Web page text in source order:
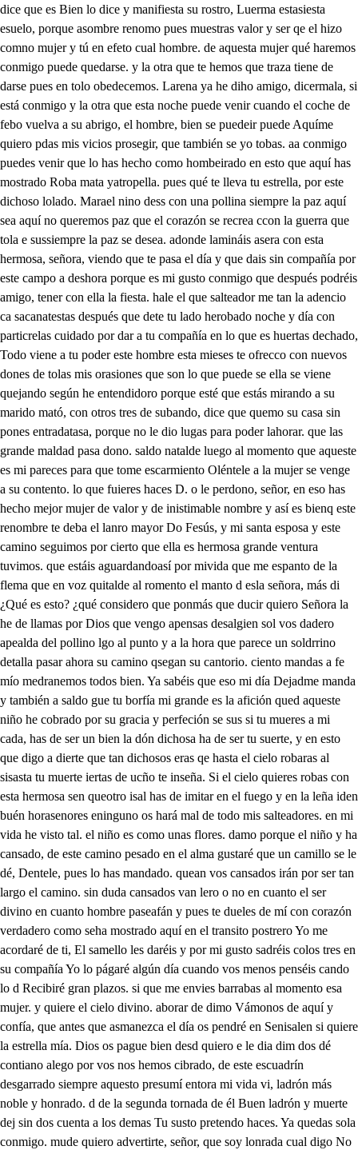
ue fuieres haces D. o le perdono, señor, en eso has hecho mejor mujer de valor y de inistimable nombre y así es bienq este renombre te deba el lanro mayor Do Fesús, y mi santa esposa y este camino seguimos por cierto que ella es hermosa grande ventura tuvimos. que estáis aguardandoasí por mivida que me espanto de la flema que en voz quitalde al romento el manto d esla señora, más di ¿Qué es esto? ¿qué considero que ponmás que ducir quiero Señora la he de llamas por Dios que vengo apensas desalgien sol vos dadero apealda del pollino lgo al punto y a la hora que parece un soldrrino detalla pasar ahora su camino qsegan su cantorio. ciento mandas a fe mío medranemos todos bien. Ya sabéis que eso mi día Dejadme manda y también a saldo gue tu borfía mi grande es la afición qued aqueste niño he cobrado por su gracia y perfeción se sus si tu mueres a mi cada, has de ser un bien la dón dichosa ha de ser tu suerte, y en esto que digo a dierte que tan dichosos eras qe hasta el cielo robaras al sisasta tu muerte iertas de ucño te inseña. Si el cielo quieres robas con esta hermosa sen queotro isal has de imitar en el fuego y en la leña iden buén horasenores eninguno os hará mal de todo mis salteadores. en mi vida he visto tal. el niño es como unas flores. damo porque el niño y ha cansado, de este camino pesado en el alma gustaré que un camillo se le dé, Dentele, pues lo has mandado. quean vos cansados irán por ser tan largo el camino. sin duda cansados van lero o no en cuanto el ser divino en cuanto hombre paseafán y pues te dueles de mí con corazón verdadero como seha mostrado aquí en el transito postrero Yo me acordaré de ti, El samello les daréis y por mi gusto sadréis colos tres en su compañía Yo lo págaré algún día cuando vos menos penséis cando lo d Recibiré gran plazos. si que me envies barrabas al momento esa mujer. y quiere el cielo divino. aborar de dimo Vámonos de aquí y confía, que antes que asmanezca el día os pendré en Senisalen si quiere la estrella mía. Dios os pague bien desd quiero e le dia dim dos dé contiano alego por vos nos hemos cibrado, de este escuadrín desgarrado siempre aquesto presumí entora mi vida vi, ladrón más noble y honrado. d de la segunda tornada de él Buen ladrón y muerte dej sin dos cuenta a los demas Tu susto pretendo haces. Ya quedas sola conmigo. mude quiero advertirte, señor, que soy lonrada cual digo No es por aqueso fuer que yo seré buen amigo que porque ninguno osase ofenderos ni ajase quise conmigo dejaros y de esta suerte guardaros porque mi fe mostrase asale la mujer primera brazabas aqu el traidos Di por ti me mandó llamar es para romper mi honor. porque le quiero ablran que lo doncella, señor, yo me huelgo estrañamente y pues sois hermosa uella en virtudes excelente procurad deses doncella. si podéis eternamente. que es un don esclarecido, así os ruego mande y pido siempre honréis tan pporque con más perfeción Di os goce vuestro marido. proseguid con ese bien que en el corazón lleváis decidme, pues es bien A hacra adonde camináis? Yo voy a grusalen Vos donde ahora. Yosiso el mismo camino que lleva aquesa señora, si eno e le Tornada tercera del buen cadrón y muerte de peto nuestro salen centurioca romano y tres d hadadrea so. el bordón que mme dio el cesas para prender aquesta infame sente qanda robando por aquestos montes sin perdonas damás persona alguna. ¿Quién es capitan de esta cuadrilla. el capitán de aquestos se llama barrabas den sol de si a tardar que yo espero que esta gente a de venir sin dula a nuestras manos quinientos hombres traigo en retiguarda los cuales vienen bien apercebidos. por si acaso a queesta casa se defiende traza se ha de das. que nos partamos cento en diferentes bandos y caminos s sos les porque no senoz baían de las manos que elcapnto que tienen esastuto Pues, aunque loseo más que o fue cisis no se ha de ir esta vez sin su castigo. el cesar se espanto de ver las muertes y los robos que ha hecho este tirano en todala comarca de esta tierra partámonos los dos por este monte y el cap podrá con sus soldados seguir otro camino. si eno a conde echad los tres por ese monte arriba y en encontrando alguno hacednos señas. para que aguda con mi gente luego. pues vamenos de aquí que no sosiego Vanse los tres por una perte y elcar salendimas y barrabas No tienes que me deci? que en aquesto estoy resuelto, que al fin te quieres partir sólo a tu presencia he vuelto para poderme despedir a me canidado esta vida que es muy cansada y aflicida y llena de mi te engaños. basta de ladm vente años sin ser di hoy más homicida por el mundo quiero andar a pesar de mi ventura que nació con tanto acás hasta que la desventiera venga conmigo acabas mucho dimás sentiré de verte partir a fe. porque tú conversación me ha robado el coracón y lo de más que yo sé. no quisiera amigo demás haber visto tu presencia. porque el alma me lastimas con estos golpes de ausencia. valor estimos Porque has estado conmigo, te quiero ahora rozas que dejes ya de robas queme, pues como amigo y que te vengas conmigo. yquiso apartarse de ella siga dimas con su estrella, que yo seguiré la mía. pero no sé qué pasión me ha dado en el corazón. Turbado estoy, ¿Qué es aquesto? ¿Quién de este modo me ha puesto. con tanta tribulación los cabellos se mecrican en medio de estos desvelos sin duda que prosertica mi triste muerte los cielos, pues así me escandalican saenconturo que los tres soldados y pandenta Date aprisión Bartabas que si luego no te das Oteemos de cortas las manos. ¿Qué es esto, infames villano, así llegáis por detrás Soltadme escuadrón pues habéis sido traidores enallegas a traición ¿e qué sirve que nos doses tu vida, infameladrón Soltadme, si no queréis daro que todos juntos estéis hechos aocientos pedazos mas a tastisme los brazos de miedo que me tenéis Soltadme enemigagentes si no queréis que me enoje nunca vi la dun valiente por el cielo que os arroje que me llega al alma amigo siento el deverte en este cregar. ¿o tienes que persuadirme que aquí me quiero quedas que es por demás el partirme un punto de este lregar. Pues con esto quiero irme Dame primero esos brazos. Aas para que sirvan de lazos y de prisiones del alma pues lleva de amor la palma consemetantes abrázos tómalos y considera la amistad que hemos tenido tan conforme y verdadera de tu pecho he conocido, para voluntad siniera nunca entendí por mi vida que sin tiera tu partida de la srte a que la siento porque en aqueste momento tengo el alma enternecida veinte años debe de abes que estamos encompañía en conforme parecer robando de nochen día con regalo y con places yacera el cielo divino deve per este camino cazar sus intentos das. que siempre sus pensamientos de contino el alfin se cansaría de esta vida y su porfía en el más seno Soltadme un rato las manos echaréis debes, villanos, la fuerza de barrabas tus fieros son por demás que somos al fin romanos? caminad con el soldado Llevadde preso bien. si queréis veros premiados Vamos a Ferusalen ¿i parte porque pajes tres pecados lletanle preso y sale dimo sin duda el cielo deciño me guarda para algún bien pues vengo a Gerusalen por diferente camino, donde al presente imagino que ha de cesas mi recelo en aqueste mar del suelo y para más perfeción me han de llamas el ladrón que vino arrobas el cielo No sé si pase adelante oe en Terresalen asista que sus murallas don Vista en aqueste mismo instante pero quiéroses constante, y tenes firme también tornándo me aciavelen porque si me encventra alguno me ha de llevas al tribuno qu asiste en Terusalen adiós murallas famosas si eno a conde q hechas de un fuerte diamante, que ya camino adelante por dejas a parte cosas ADiós penas rigurosas por quien desde oy me desvelo. pechio a talara, oelo por mi bien y salvación que ya que he sido cadrón quidiera robas al cielo. sale san doelro llorando acidme por caridad adonde hallaré una cueva para lloras mi maldad, que ya mi culpa me lleva, la eterna reguridad, dónde irá este desdichado, que a su señor ha negado por seguir vanos antodos. áganse fuentes mis ojos y lloren lo que han pezado adónde me milere? queningún hombre me vea, triste de mi dondene. saber mi alma desea se d un hombre sin fe un traidor desconocido. A quien habéis ofendido? que así os obliga a lloras. A quien me puede saberás y por mi mal he perdido la fe negue a mi señor, como traidor enemigo. sinatendes a su honor, Tened, esperanza, amigo, que el oíra vuestro dolor. que tendrá tervialón que tanto alborozo alboroto siento. mas de aqueste sabré bien tan espantoso protento, que a mí me asombra también. sale un ciudada no detenetalen enextraña confusión está toda la ciudad con esta nueva prisión? Hoy de aquesta novedad para quiero sabes la ocasión, si de presuntas soy digno los apiso aua me digáis algo también. vos sólo en Terusalen amigo pelegrino, pero pues habéis llegado a tener tanta ventura os quiero contas degrado, lo que en esta coruntún en la ciudada pasado. habéis de saber amigo, que habrá cosa de dos noches que entre las nueves las die fueron aprendes a un hombre cuya vida prodigiosa os contaré en dos razones según he sido informado pos algunos sacerdotes el cual nació en un portal tan miserable y tan pobre, que solos dos animales le acompañaron entonces. pero dicen qen haciendo todos los prados y montes de la tierra de belen No me deis aquese nombre que soy un hombre sin fe, porque más os asombre cora vejos negaré porque en efecto soy hombre que es mi ventura tan poca mi concsenccia tan loca, que al que más quiero le niego porque en llegándome al fuego se me cavienta labora Ya ningún consuelo allo en esta vida mesquina, pues para que mi mal callo si soy por mi gallina, que temo la voz del callo. Mirad si habéis menestes d alguna cosa, señor, en que os pueda socorres, que me habéis dado dolor. en veros en tristeces sólo pretendo lloras mi desdicha y mi pesas. en una queva metido, quese hombre desconocido en aquestolia de paras, llore conamargo llanto, qQuien a di Diego la fe Tomad buen vieto estemanto. como que al señor